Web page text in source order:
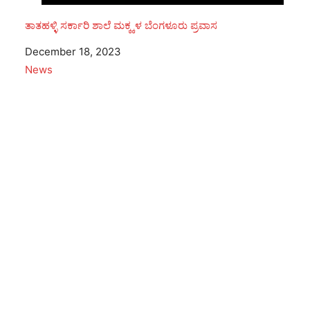
ತಾತಹಳ್ಳಿ ಸರ್ಕಾರಿ ಶಾಲೆ ಮಕ್ಕ್ಕಳ ಬೆಂಗಳೂರು ಪ್ರವಾಸ
Date
December 18, 2023
In relation to
News